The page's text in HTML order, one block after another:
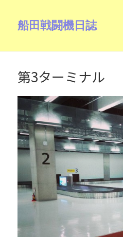
船田戦闘機日誌
第3ターミナル